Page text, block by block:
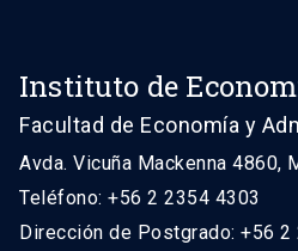
Instituto de
Facultad de Economía y
Avda. Vicuña Mackenna 4860,
Teléfono: +56 2 2354 4303
Dirección de Postgrado: +56 2